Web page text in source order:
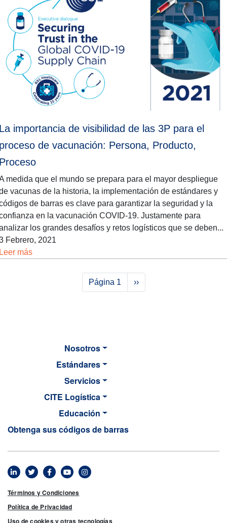
importancia de visibilidad de las 3P para el
de vacunación: Persona, Producto,
medida que el mundo se prepara para el mayor despliegue
vacunas de la historia, la implementación de estándares y
de barras es clave para garantizar la seguridad y la
en la vacunación COVID-19. Justamente para
los grandes desafíos y retos logísticos que se deben...
Febrero, 2021
más
Página 1 Siguiente página
››
Nosotros
Estándares
Servicios
CITE Logística
Educación
Obtenga sus códigos de barras
Footer menu
Términos y Condiciones
Política de Privacidad
Uso de cookies y otras tecnologías